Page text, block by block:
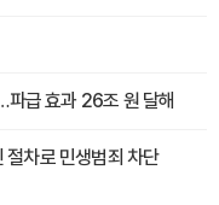
파급 효과 26조 원 달해
절차로 민생범죄 차단